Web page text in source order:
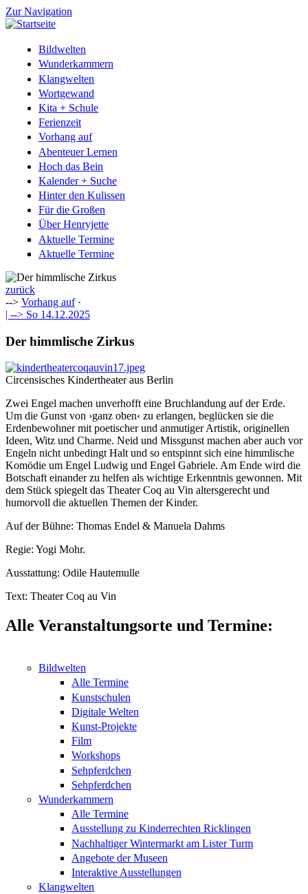
Zur Navigation
Bildwelten
Wunderkammern
Klangwelten
Wortgewand
Kita + Schule
Ferienzeit
Vorhang auf
Abenteuer Lernen
Hoch das Bein
Kalender + Suche
Hinter den Kulissen
Für die Großen
Über Henryjette
Aktuelle Termine
Aktuelle Termine
zurück
--> Vorhang auf·
| --> So 14.12.2025
Der himmlische Zirkus
Circensisches Kindertheater aus Berlin
Zwei Engel machen unverhofft eine Bruchlandung auf der Erde.
Um die Gunst von ›ganz oben‹ zu erlangen, beglücken sie die
Erdenbewohner mit poetischer und anmutiger Artistik, originellen
Ideen, Witz und Charme. Neid und Missgunst machen aber auch vor
Engeln nicht unbedingt Halt und so entspinnt sich eine himmlische
Komödie um Engel Ludwig und Engel Gabriele. Am Ende wird die
Botschaft einander zu helfen als wichtige Erkenntnis gewonnen. Mit
dem Stück spiegelt das Theater Coq au Vin altersgerecht und
humorvoll die aktuellen Themen der Kinder.
Auf der Bühne: Thomas Endel & Manuela Dahms
Regie: Yogi Mohr.
Ausstattung: Odile Hautemulle
Text: Theater Coq au Vin
Alle Veranstaltungsorte und Termine:
Bildwelten
Alle Termine
Kunstschulen
Digitale Welten
Kunst-Projekte
Film
Workshops
Sehpferdchen
Sehpferdchen
Wunderkammern
Alle Termine
Ausstellung zu Kinderrechten Ricklingen
Nachhaltiger Wintermarkt am Lister Turm
Angebote der Museen
Interaktive Ausstellungen
Klangwelten